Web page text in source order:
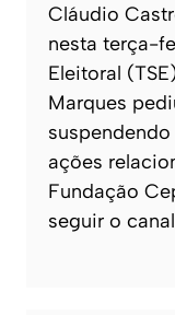
Cláudio
nesta terça-
Eleitoral
Marques
ações
Fundação
seguir o